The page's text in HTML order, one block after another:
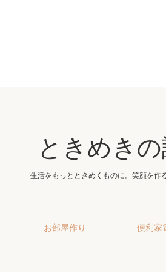
ときめき
生活をもっとときめくものに。笑顔を作
お部屋作り 便利家